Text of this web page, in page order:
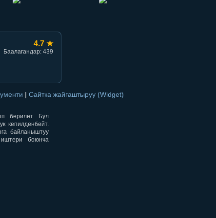
4.7 ★
Баалагандар: 439
| Сайтка жайгаштыруу (Widget)
берилет. Бул
кепилденбейт.
байланыштуу
боюнча